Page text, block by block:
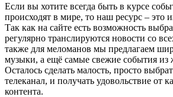
Если вы хотите всегда быть в курсе
происходят в мире, то наш ресурс – это
Так как на сайте есть возможность
регулярно транслируются новости со
также для меломанов мы предлагаем
музыки, а ещё самые свежие события из
Осталось сделать малость, просто
телеканал, и получать удовольствие от
контента.